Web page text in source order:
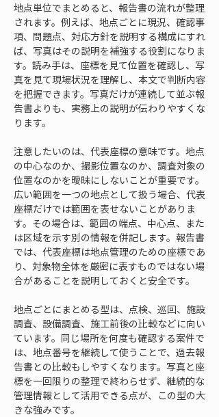
地点単位でまとめると、報告書の流れが整理
されます。例えば、地点ごとに現況、確認事
項、問題点、対応方針を説明する構成にすれ
ば、写真はその説明を補強する役割になりま
す。読み手は、座標を見て位置を確認し、写
真を見て現場状況を理解し、本文で判断内容
を把握できます。写真だけが連続して並ぶ報
告書よりも、実務上の説明が伝わりやすくな
ります。
注意したいのは、代表座標の意味です。地点
の中心なのか、撮影位置なのか、調査対象の
位置なのかを曖昧にしないことが重要です。
広い範囲を一つの地点として扱う場合、代表
座標だけでは範囲を表せないことがありま
す。その場合は、範囲の端点、中心点、また
は区域を示す別の情報を併記します。報告書
では、代表座標は地点管理のための座標であ
り、対象物全体を厳密に表すものではない場
合があることを説明しておくと安全です。
地点ごとにまとめる型は、点検、巡回、施設
調査、設備調査、施工前後の比較などに向い
ています。同じ場所を何度も確認する案件で
は、地点番号を継続して使うことで、過去報
告書との比較もしやすくなります。写真と座
標を一回限りの整理で終わらせず、継続的な
管理情報として活用できる点が、この型の大
きな強みです。